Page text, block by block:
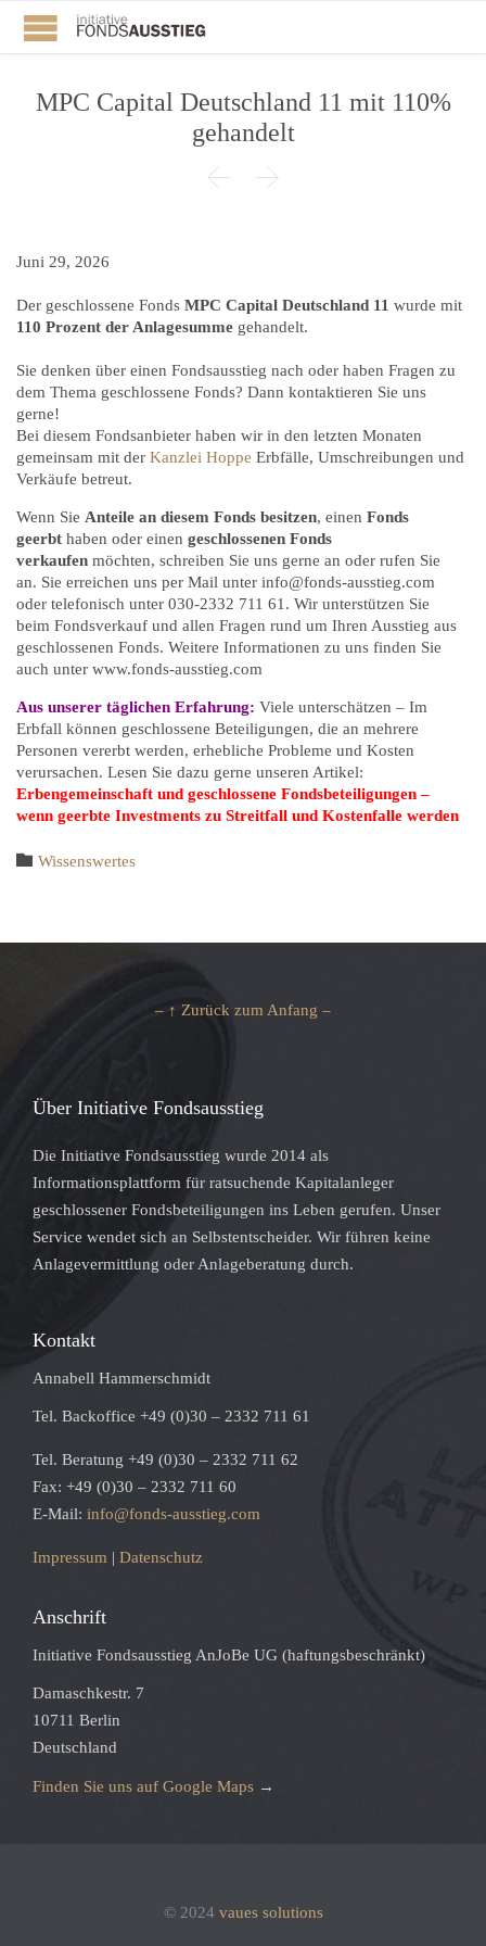
MPC Capital Deutschland 11 mit 110%
gehandelt
 
Juni 29, 2026
Der geschlossene Fonds MPC Capital Deutschland 11 wurde mit
110 Prozent der Anlagesumme gehandelt.
Sie denken über einen Fondsausstieg nach oder haben Fragen zu
dem Thema geschlossene Fonds? Dann kontaktieren Sie uns
gerne!
Bei diesem Fondsanbieter haben wir in den letzten Monaten
gemeinsam mit der Kanzlei Hoppe Erbfälle, Umschreibungen und
Verkäufe betreut.
Wenn Sie Anteile an diesem Fonds besitzen, einen Fonds
geerbt haben oder einen geschlossenen Fonds
verkaufen möchten, schreiben Sie uns gerne an oder rufen Sie
an. Sie erreichen uns per Mail unter info@fonds-ausstieg.com
oder telefonisch unter 030-2332 711 61. Wir unterstützen Sie
beim Fondsverkauf und allen Fragen rund um Ihren Ausstieg aus
geschlossenen Fonds. Weitere Informationen zu uns finden Sie
auch unter www.fonds-ausstieg.com
Aus unserer täglichen Erfahrung: Viele unterschätzen – Im
Erbfall können geschlossene Beteiligungen, die an mehrere
Personen vererbt werden, erhebliche Probleme und Kosten
verursachen. Lesen Sie dazu gerne unseren Artikel:
Erbengemeinschaft und geschlossene Fondsbeteiligungen –
wenn geerbte Investments zu Streitfall und Kostenfalle werden
 Category
Wissenswertes
– ↑ Zurück zum Anfang –
Über Initiative Fondsausstieg
Die Initiative Fondsausstieg wurde 2014 als
Informationsplattform für ratsuchende Kapitalanleger
geschlossener Fondsbeteiligungen ins Leben gerufen. Unser
Service wendet sich an Selbstentscheider. Wir führen keine
Anlagevermittlung oder Anlageberatung durch.
Kontakt
Annabell Hammerschmidt
Tel. Backoffice +49 (0)30 – 2332 711 61
Tel. Beratung +49 (0)30 – 2332 711 62
Fax: +49 (0)30 – 2332 711 60
E-Mail: info@fonds-ausstieg.com
Impressum | Datenschutz
Anschrift
Initiative Fondsausstieg AnJoBe UG (haftungsbeschränkt)
Damaschkestr. 7
10711 Berlin
Deutschland
Finden Sie uns auf Google Maps →
© 2024 vaues solutions